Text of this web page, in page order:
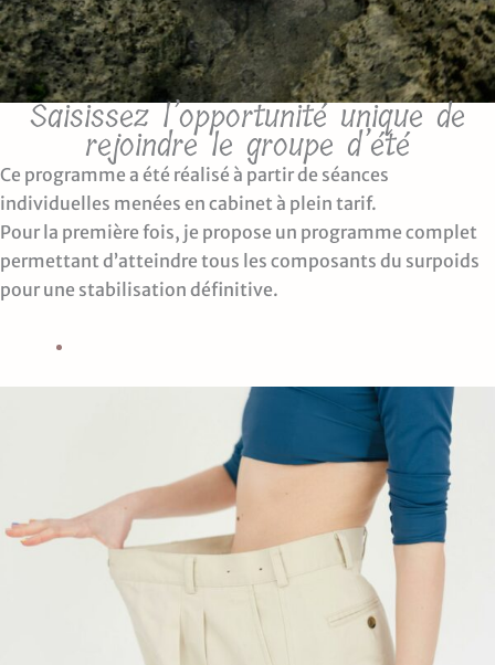
Saisissez l’opportunité unique de
rejoindre le groupe d’été
Ce programme a été réalisé à partir de séances
individuelles menées en cabinet à plein tarif.
Pour la première fois, je propose un programme complet
permettant d’atteindre tous les composants du surpoids
pour une stabilisation définitive.